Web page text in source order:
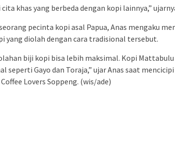
khas yang berbeda dengan kopi lainnya,”
pecinta kopi asal Papua, Anas mengaku
yang diolah dengan cara tradisional tersebut.
biji kopi bisa lebih maksimal. Kopi
seperti Gayo dan Toraja,” ujar Anas saat
Lovers Soppeng. (wis/ade)